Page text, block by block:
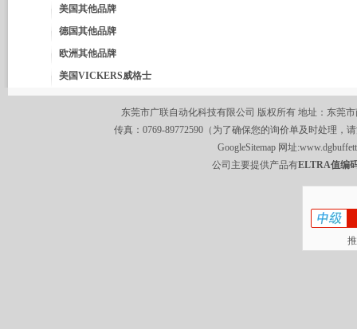
美国其他品牌
德国其他品牌
欧洲其他品牌
美国VICKERS威格士
东莞市广联自动化科技有限公司 版权所有 地址：东莞
传真：0769-89772590（为了确保您的询价单及时处理，
GoogleSitemap 网址:
公司主要提供产品有ELTRA值编